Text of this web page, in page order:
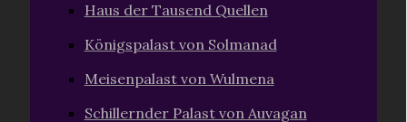
Haus der Tausend Quellen
Königspalast von Solmanad
Meisenpalast von Wulmena
Schillernder Palast von Auvagan